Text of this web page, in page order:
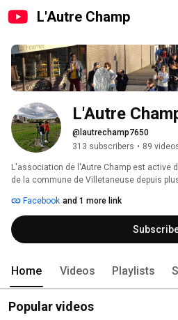
L'Autre Champ
L'Autre
@lautrechamp7650
313 subscribers • 89
L'association de l'Autre Champ est active
de la commune de Villetaneuse depuis
auprès des habitant.e.s, notamment en
mais aussi en proposant des sorties au
également des ateliers de pratiques
Villetaneuse et dans d'autres villes de
Facebook and 1 more link
Home Videos Playlists
Popular videos